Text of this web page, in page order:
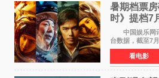
暑期档票
时》提档7
中国娱乐网讯
台数据，截至7
（含预售）已正
也随之逼近197
点燃了盛夏的电
看电影